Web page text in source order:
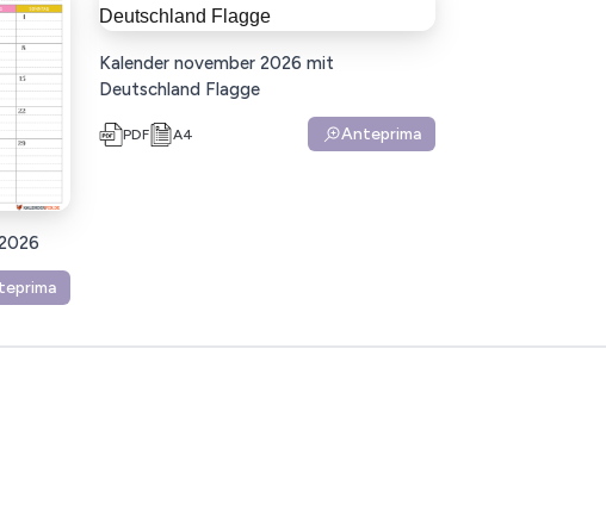
Kalender november 2026 mit
Deutschland Flagge
PDF A4 Anteprima